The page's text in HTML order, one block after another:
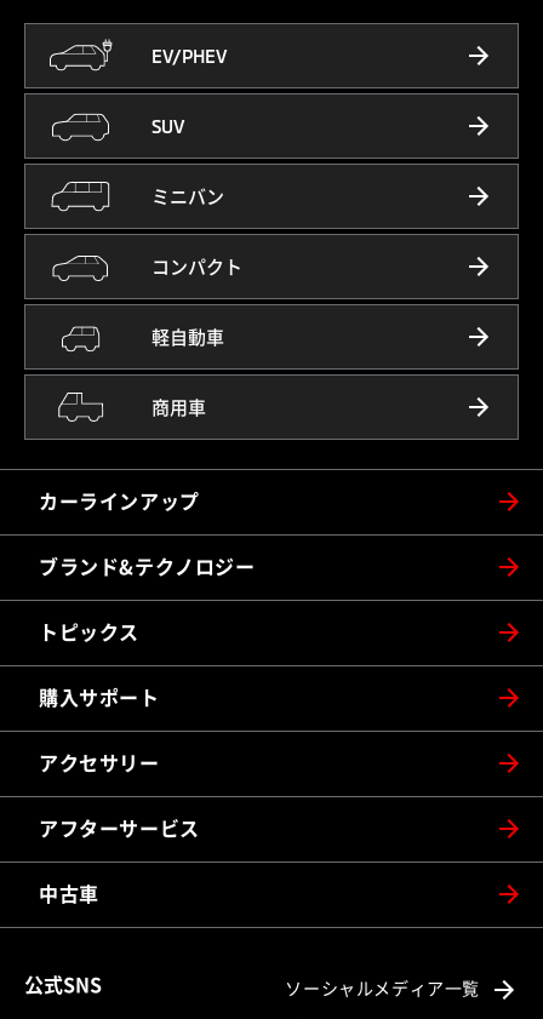
カーラインアップ
EV/PHEV
SUV
ミニバン
コンパクト
軽自動車
商用車
ブランド&テクノロジー
トピックス
購入サポート
アクセサリー
アフターサービス
中古車
公式SNS ソーシャルメディア一覧